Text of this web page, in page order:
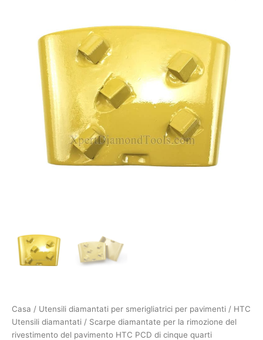
Casa / Utensili diamantati per smerigliatrici per pavimenti / HTC
Utensili diamantati / Scarpe diamantate per la rimozione del
rivestimento del pavimento HTC PCD di cinque quarti